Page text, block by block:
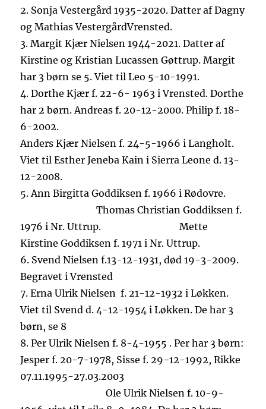
2. Sonja Vestergård 1935-2020. Datter af Dagny
og Mathias VestergårdVrensted.
3.Margit Kjær Nielsen 1944-2021. Datter af
Kirstine og Kristian Lucassen Gøttrup. Margit
har 3 børn se 5.Viet til Leo 5-10-1991.
4.Dorthe Kjær f. 22-6- 1963 i Vrensted. Dorthe
har 2børn. Andreas f. 20-12-2000. Philip f. 18-
6-2002.
AndersKjær Nielsen f. 24-5-1966 i Langholt.
Viet til EstherJeneba Kain i Sierra Leone d. 13-
12-2008.
5.Ann Birgitta Goddiksen f. 1966 i Rødovre.
Thomas ChristianGoddiksen f.
1976 i Nr. Uttrup.
Mette
Kirstine Goddiksen f.1971 i Nr. Uttrup.
6. Svend Nielsenf.13-12-1931, død 19-3-2009.
Begravet i Vrensted
7.Erna UlrikNielsen f. 21-12-1932 iLøkken.
Viet til Svend d. 4-12-1954 i Løkken. De har 3
børn, se 8
8.Per Ulrik Nielsen f. 8-4-1955 . Per har 3 børn:
Jesper f. 20-7-1978, Sisse f. 29-12-1992, Rikke
07.11.1995-27.03.2003
Ole Ulrik Nielsen f. 10-9-